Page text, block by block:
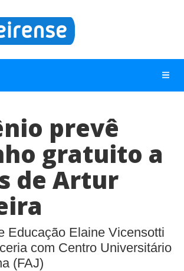
prevê
gratuito a
de Artur
Educação Elaine Vicensotti
com Centro Universitário
(FAJ)